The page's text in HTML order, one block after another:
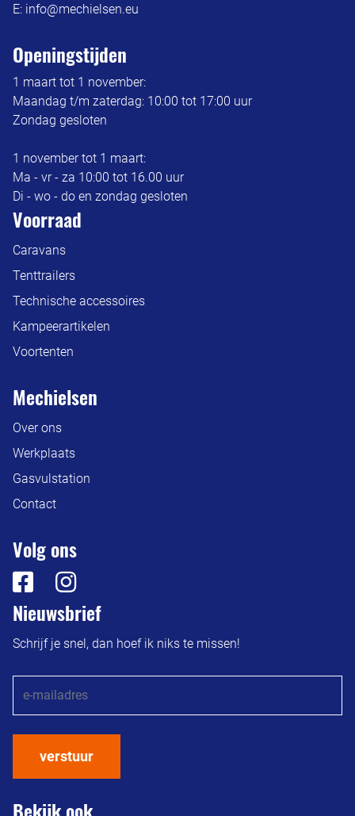
E: info@mechielsen.eu
Openingstijden
1 maart tot 1 november:
Maandag t/m zaterdag: 10:00 tot 17:00 uur
Zondag gesloten
1 november tot 1 maart:
Ma - vr - za 10:00 tot 16.00 uur
Di - wo - do en zondag gesloten
Voorraad
Caravans
Tenttrailers
Technische accessoires
Kampeerartikelen
Voortenten
Mechielsen
Over ons
Werkplaats
Gasvulstation
Contact
Volg ons
Nieuwsbrief
Schrijf je snel, dan hoef ik niks te missen!
verstuur
Bekijk ook